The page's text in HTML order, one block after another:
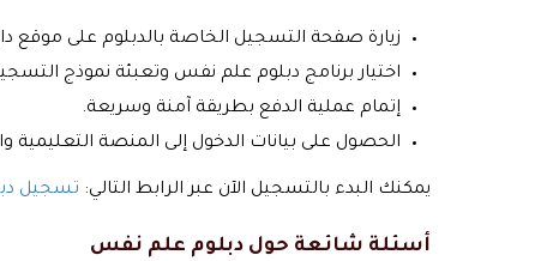
زيارة صفحة التسجيل الخاصة بالدبلوم على موقع
اختيار برنامج دبلوم علم نفس وتعبئة نموذج
إتمام عملية الدفع بطريقة آمنة وسريعة.
الحصول على بيانات الدخول إلى المنصة التعليمية
يمكنك البدء بالتسجيل الآن عبر الرابط التالي: تسجيل
أسئلة شائعة حول دبلوم علم نفس